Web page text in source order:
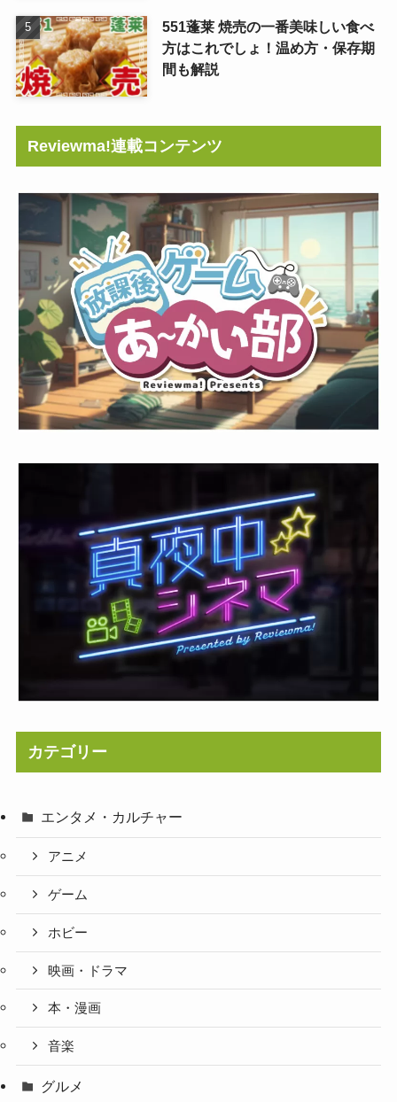
551蓬莱 焼売の一番美味しい食べ
方はこれでしょ！温め方・保存期
間も解説
Reviewma!連載コンテンツ
カテゴリー
エンタメ・カルチャー
アニメ
ゲーム
ホビー
映画・ドラマ
本・漫画
音楽
グルメ